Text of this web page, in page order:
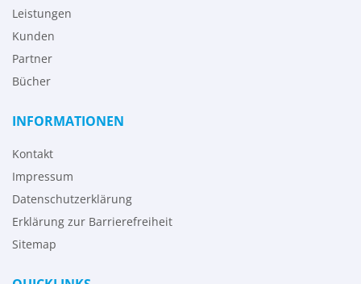
Leistungen
Kunden
Partner
Bücher
INFORMATIONEN
Kontakt
Impressum
Datenschutzerklärung
Erklärung zur Barrierefreiheit
Sitemap